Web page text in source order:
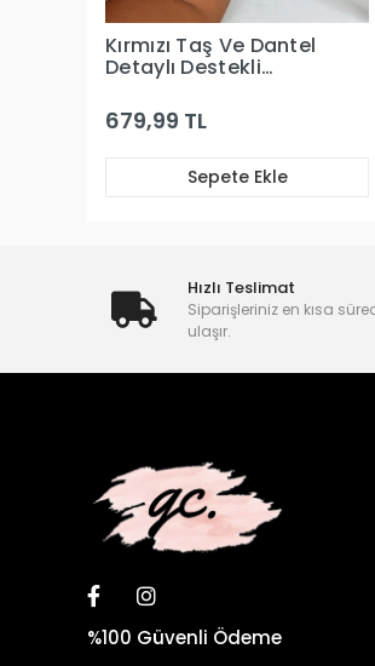
Kırmızı Taş Ve Dantel
Detaylı Destekli
679,99 TL
Sepete Ekle
Hızlı Teslimat
Siparişleriniz en kısa
ulaşır.
%100 Güvenli Ödeme